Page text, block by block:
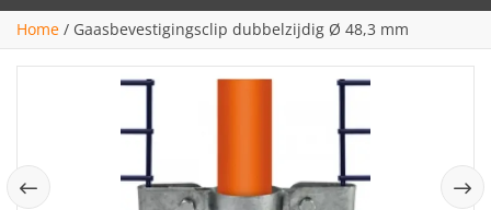
Home / Gaasbevestigingsclip dubbelzijdig Ø 48,3 mm